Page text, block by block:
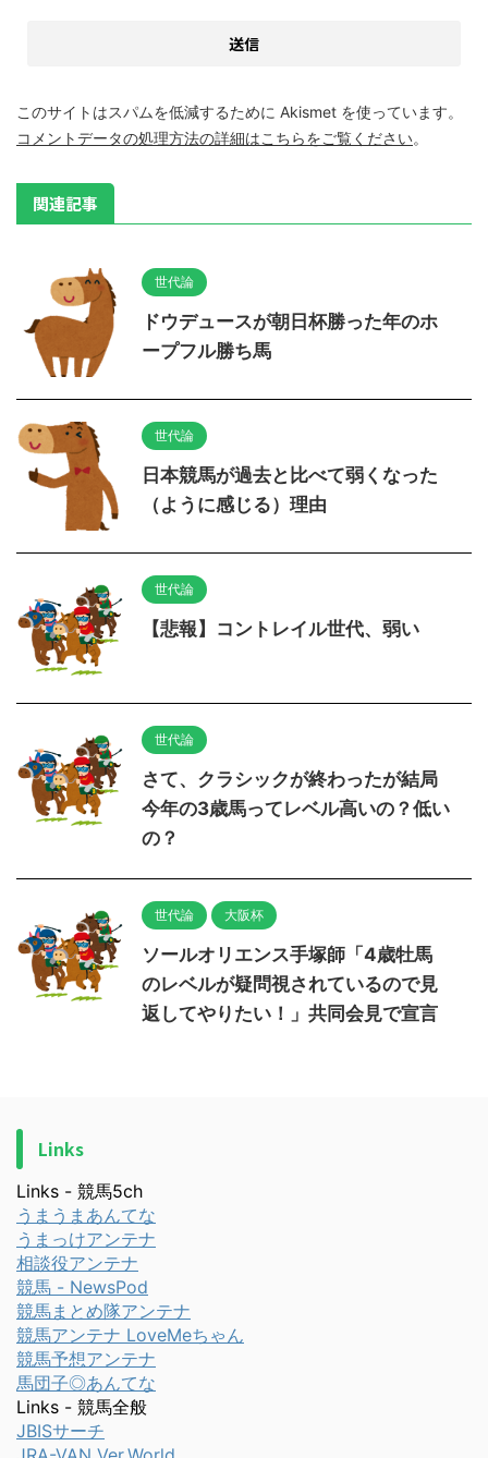
このサイトはスパムを低減するために Akismet を使っています。
コメントデータの処理方法の詳細はこちらをご覧ください。
関連記事
世代論
ドウデュースが朝日杯勝った年のホ
ープフル勝ち馬
世代論
日本競馬が過去と比べて弱くなった
（ように感じる）理由
世代論
【悲報】コントレイル世代、弱い
世代論
さて、クラシックが終わったが結局
今年の3歳馬ってレベル高いの？低い
の？
世代論 大阪杯
ソールオリエンス手塚師「4歳牡馬
のレベルが疑問視されているので見
返してやりたい！」共同会見で宣言
Links
Links - 競馬5ch
うまうまあんてな
うまっけアンテナ
相談役アンテナ
競馬 - NewsPod
競馬まとめ隊アンテナ
競馬アンテナ LoveMeちゃん
競馬予想アンテナ
馬団子◎あんてな
Links - 競馬全般
JBISサーチ